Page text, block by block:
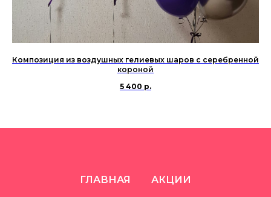
Композиция из воздушных гелиевых шаров с серебренной
короной
5 400 р.
ГЛАВНАЯ АКЦИИ